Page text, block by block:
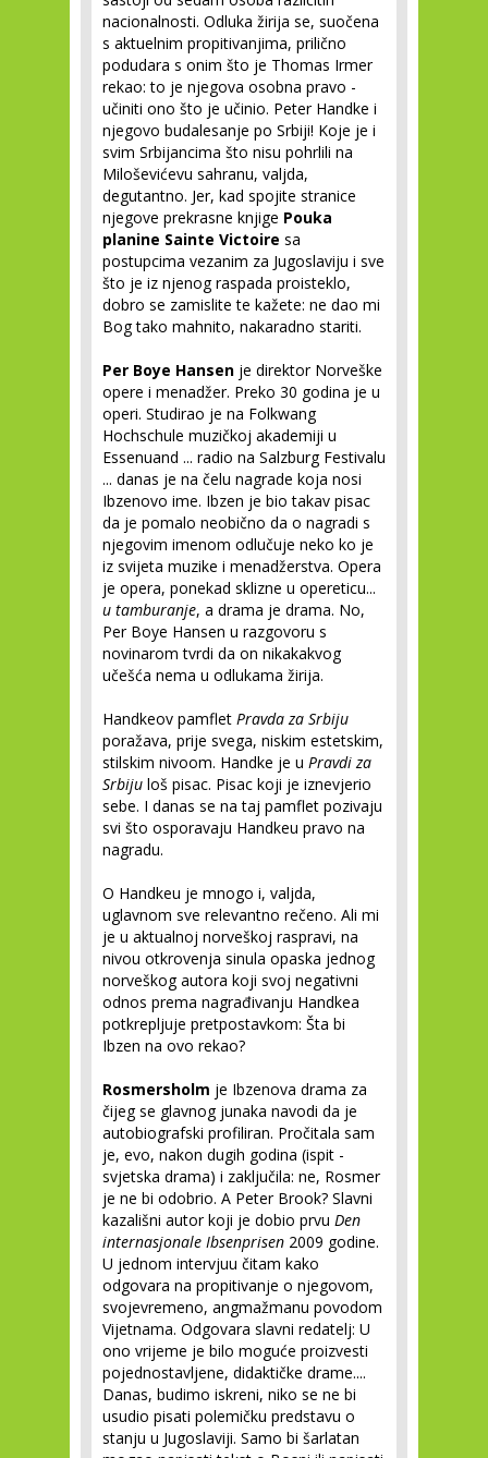
nacionalnosti. Odluka žirija se, suočena
s aktuelnim propitivanjima, prilično
podudara s onim što je Thomas Irmer
rekao: to je njegova osobna pravo -
učiniti ono što je učinio. Peter Handke i
njegovo budalesanje po Srbiji! Koje je i
svim Srbijancima što nisu pohrlili na
Miloševićevu sahranu, valjda,
degutantno. Jer, kad spojite stranice
njegove prekrasne knjige Pouka
planine Sainte Victoire sa
postupcima vezanim za Jugoslaviju i sve
što je iz njenog raspada proisteklo,
dobro se zamislite te kažete: ne dao mi
Bog tako mahnito, nakaradno stariti.
Per Boye Hansen je direktor Norveške
opere i menadžer. Preko 30 godina je u
operi. Studirao je na Folkwang
Hochschule muzičkoj akademiji u
Essenuand ... radio na Salzburg Festivalu
... danas je na čelu nagrade koja nosi
Ibzenovo ime. Ibzen je bio takav pisac
da je pomalo neobično da o nagradi s
njegovim imenom odlučuje neko ko je
iz svijeta muzike i menadžerstva. Opera
je opera, ponekad sklizne u opereticu...
u tamburanje, a drama je drama. No,
Per Boye Hansen u razgovoru s
novinarom tvrdi da on nikakakvog
učešća nema u odlukama žirija.
Handkeov pamflet Pravda za Srbiju
poražava, prije svega, niskim estetskim,
stilskim nivoom. Handke je u Pravdi za
Srbiju loš pisac. Pisac koji je iznevjerio
sebe. I danas se na taj pamflet pozivaju
svi što osporavaju Handkeu pravo na
nagradu.
O Handkeu je mnogo i, valjda,
uglavnom sve relevantno rečeno. Ali mi
je u aktualnoj norveškoj raspravi, na
nivou otkrovenja sinula opaska jednog
norveškog autora koji svoj negativni
odnos prema nagrađivanju Handkea
potkrepljuje pretpostavkom: Šta bi
Ibzen na ovo rekao?
Rosmersholm je Ibzenova drama za
čijeg se glavnog junaka navodi da je
autobiografski profiliran. Pročitala sam
je, evo, nakon dugih godina (ispit -
svjetska drama) i zaključila: ne, Rosmer
je ne bi odobrio. A Peter Brook? Slavni
kazališni autor koji je dobio prvu Den
internasjonale Ibsenprisen 2009 godine.
U jednom intervjuu čitam kako
odgovara na propitivanje o njegovom,
svojevremeno, angmažmanu povodom
Vijetnama. Odgovara slavni redatelj: U
ono vrijeme je bilo moguće proizvesti
pojednostavljene, didaktičke drame....
Danas, budimo iskreni, niko se ne bi
usudio pisati polemičku predstavu o
stanju u Jugoslaviji. Samo bi šarlatan